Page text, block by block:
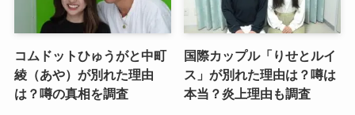
コムドットひゅうがと中町
綾（あや）が別れた理由
は？噂の真相を調査
国際カップル「りせとルイ
ス」が別れた理由は？噂は
本当？炎上理由も調査